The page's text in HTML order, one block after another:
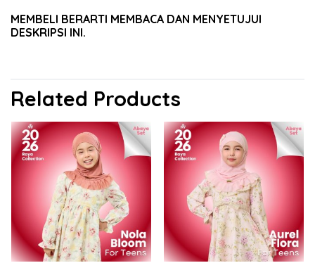
MEMBELI BERARTI MEMBACA DAN MENYETUJUI
DESKRIPSI INI.
Related Products